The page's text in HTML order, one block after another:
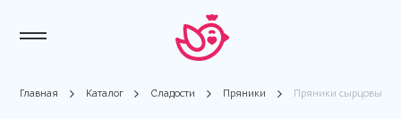
Главная Каталог Сладости Пряники Пряники сырцовые